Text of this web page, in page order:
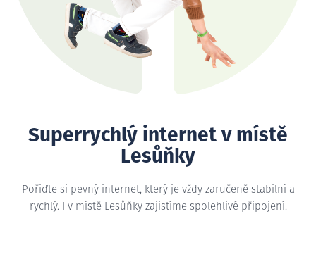
Superrychlý internet v místě
Lesůňky
Pořiďte si pevný internet, který je vždy zaručeně stabilní a
rychlý. I v místě Lesůňky zajistíme spolehlivé připojení.